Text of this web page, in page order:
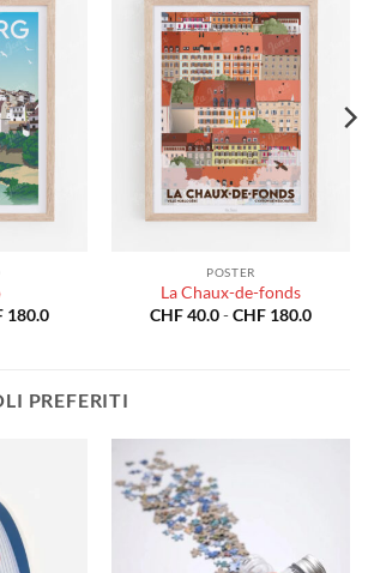
180.0Fascia
a
CHF 180.0
POSTER
La Chaux-de-fonds
CHF40.0-CHF 180.0Fascia
PREFERITI